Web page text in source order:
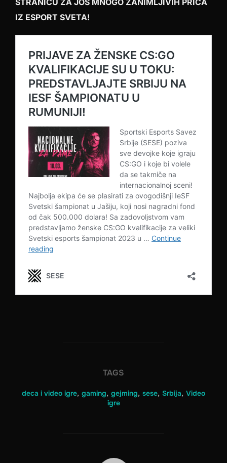
STRANICU ZA JOŠ MNOGO ZANIMLJIVIH PRIČA
IZ ESPORT SVETA!
TAGS
deca i video igre, gaming, gejming, sese, Srbija, Video
igre